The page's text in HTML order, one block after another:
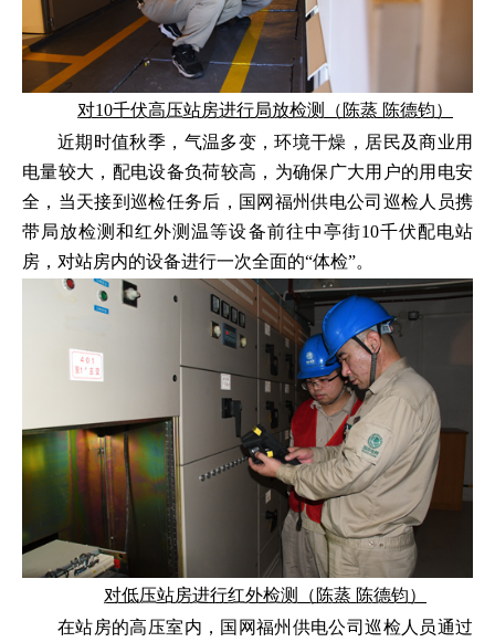
对10千伏高压站房进行局放检测（陈蒸 陈德钧）
近期时值秋季，气温多变，环境干燥，居民及商业用
电量较大，配电设备负荷较高，为确保广大用户的用电安
全，当天接到巡检任务后，国网福州供电公司巡检人员携
带局放检测和红外测温等设备前往中亭街10千伏配电站
房，对站房内的设备进行一次全面的“体检”。
对低压站房进行红外检测（陈蒸 陈德钧）
在站房的高压室内，国网福州供电公司巡检人员通过